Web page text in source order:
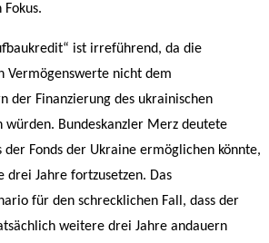
ist irreführend, da die
Vermögenswerte nicht dem
der Finanzierung des ukrainischen
würden. Bundeskanzler Merz deutete
der Fonds der Ukraine ermöglichen könnte,
drei Jahre fortzusetzen. Das
für den schrecklichen Fall, dass der
weitere drei Jahre andauern